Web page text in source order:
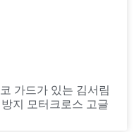
코 가드가 있는 김서림
방지 모터크로스 고글